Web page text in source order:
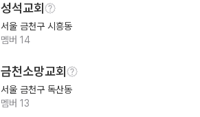
성석교회
서울 금천구 시흥동
멤버 14
금천소망교회
서울 금천구 독산동
멤버 13